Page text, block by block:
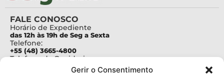
Gerir o Consentimento
FALE CONOSCO
Horário de Expediente
das 12h às 19h de Seg a Sexta
Telefone:
+55 (48) 3665-4800
Telefone da Ouvidoria